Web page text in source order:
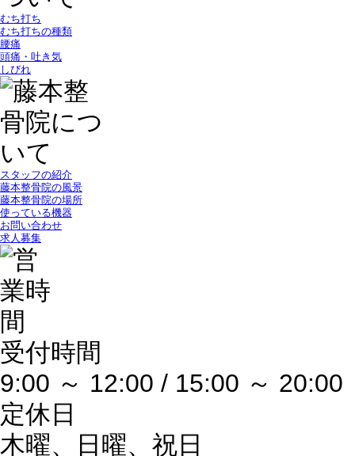
むち打ち
むち打ちの種類
腰痛
頭痛・吐き気
しびれ
スタッフの紹介
藤本整骨院の風景
藤本整骨院の場所
使っている機器
お問い合わせ
求人募集
受付時間
9:00 ～ 12:00 / 15:00 ～ 20:00
定休日
木曜、日曜、祝日